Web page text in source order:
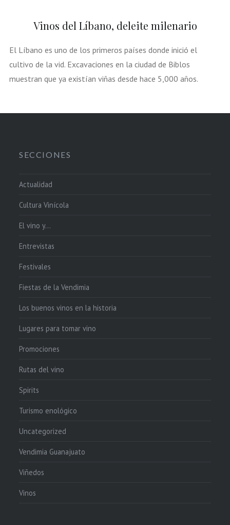
Vinos del Líbano, deleite milenario
El Líbano es uno de los primeros países donde inició el
cultivo de la vid. Excavaciones en la ciudad de Biblos
muestran que ya existían viñas desde hace 5,000 años.
SECCIONES
Actualidad
Cultura Vinícola
El vino y…
Entrevistas
Festivales
Fiestas de la Vendimia
Los buenos vinos en la historia
Lugares para tomar vino
Promociones
Rutas del vino
Spirits
Turismo enológico
Uncategorized
Vendimia Guanajuato
Viñedos
Vinos